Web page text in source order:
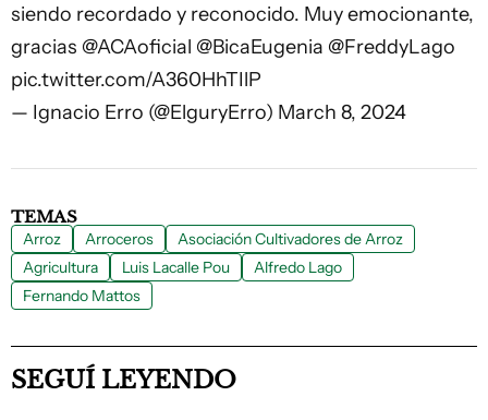
siendo recordado y reconocido. Muy emocionante,
gracias @ACAoficial @BicaEugenia @FreddyLago
pic.twitter.com/A360HhTIlP
— Ignacio Erro (@ElguryErro) March 8, 2024
TEMAS
Arroz Arroceros
Asociación Cultivadores de Arroz
Agricultura
Luis Lacalle Pou
Alfredo Lago
Fernando Mattos
SEGUÍ LEYENDO